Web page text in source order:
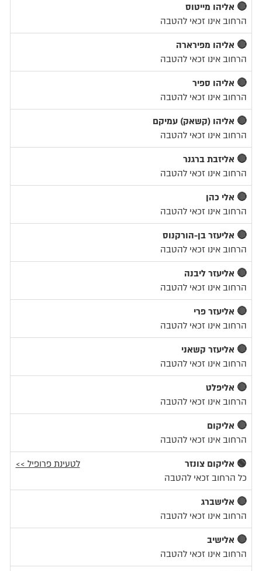
🔴 אליהו מייטוס
הרחוב אינו זכאי להטבה
🔴 אליהו מפירארה
הרחוב אינו זכאי להטבה
🔴 אליהו ספיר
הרחוב אינו זכאי להטבה
🔴 אליהו (קשאק) עמיקם
הרחוב אינו זכאי להטבה
🔴 אליזבת ברגנר
הרחוב אינו זכאי להטבה
🔴 אלי כהן
הרחוב אינו זכאי להטבה
🔴 אליעזר בן-הורקנוס
הרחוב אינו זכאי להטבה
🔴 אליעזר ליבנה
הרחוב אינו זכאי להטבה
🔴 אליעזר פרי
הרחוב אינו זכאי להטבה
🔴 אליעזר קשאני
הרחוב אינו זכאי להטבה
🔴 אליפלט
הרחוב אינו זכאי להטבה
🔴 אליקום
הרחוב אינו זכאי להטבה
🟢 אליקום צונזר
לטעינת פרופיל >>
כל הרחוב זכאי להטבה
🔴 אלישברג
הרחוב אינו זכאי להטבה
🔴 אלישיב
הרחוב אינו זכאי להטבה